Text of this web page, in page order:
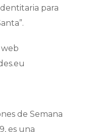
para
web
de Semana
es una